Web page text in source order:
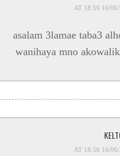
16/06/2006
asalam 3lamae taba3
wanihaya mno
16/06/2006